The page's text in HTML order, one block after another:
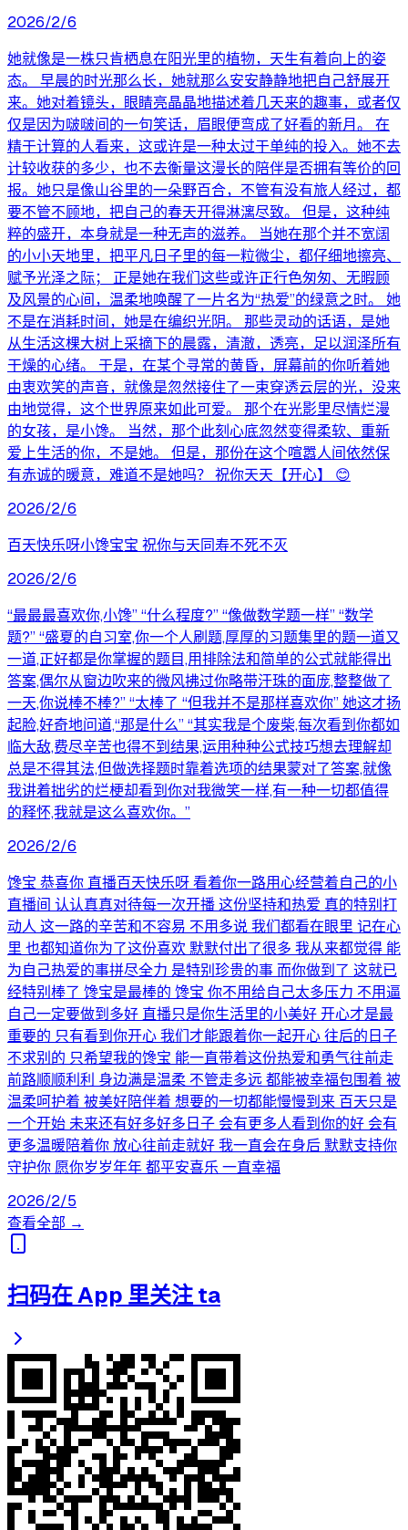
2026/2/6
她就像是一株只肯栖息在阳光里的植物，天生有着向上的姿
态。 早晨的时光那么长，她就那么安安静静地把自己舒展开
来。她对着镜头，眼睛亮晶晶地描述着几天来的趣事，或者仅
仅是因为啵啵间的一句笑话，眉眼便弯成了好看的新月。 在
精于计算的人看来，这或许是一种太过于单纯的投入。她不去
计较收获的多少，也不去衡量这漫长的陪伴是否拥有等价的回
报。她只是像山谷里的一朵野百合，不管有没有旅人经过，都
要不管不顾地，把自己的春天开得淋漓尽致。 但是，这种纯
粹的盛开，本身就是一种无声的滋养。 当她在那个并不宽阔
的小小天地里，把平凡日子里的每一粒微尘，都仔细地擦亮、
赋予光泽之际； 正是她在我们这些或许正行色匆匆、无暇顾
及风景的心间，温柔地唤醒了一片名为“热爱”的绿意之时。 她
不是在消耗时间，她是在编织光阴。 那些灵动的话语，是她
从生活这棵大树上采摘下的晨露，清澈，透亮，足以润泽所有
干燥的心绪。 于是，在某个寻常的黄昏，屏幕前的你听着她
由衷欢笑的声音，就像是忽然接住了一束穿透云层的光，没来
由地觉得，这个世界原来如此可爱。 那个在光影里尽情烂漫
的女孩，是小馋。 当然，那个此刻心底忽然变得柔软、重新
爱上生活的你，不是她。 但是，那份在这个喧嚣人间依然保
有赤诚的暖意，难道不是她吗？ 祝你天天【开心】 😊
2026/2/6
百天快乐呀小馋宝宝 祝你与天同寿不死不灭
2026/2/6
“最最最喜欢你,小馋” “什么程度?” “像做数学题一样” “数学
题?” “盛夏的自习室,你一个人刷题,厚厚的习题集里的题一道又
一道,正好都是你掌握的题目,用排除法和简单的公式就能得出
答案,偶尔从窗边吹来的微风拂过你略带汗珠的面庞,整整做了
一天,你说棒不棒?” “太棒了 “但我并不是那样喜欢你” 她这才扬
起脸,好奇地问道,“那是什么” “其实我是个废柴,每次看到你都如
临大敌,费尽辛苦也得不到结果,运用种种公式技巧想去理解却
总是不得其法,但做选择题时靠着选项的结果蒙对了答案,就像
我讲着拙劣的烂梗却看到你对我微笑一样,有一种一切都值得
的释怀,我就是这么喜欢你。”
2026/2/6
馋宝 恭喜你 直播百天快乐呀 看着你一路用心经营着自己的小
直播间 认认真真对待每一次开播 这份坚持和热爱 真的特别打
动人 这一路的辛苦和不容易 不用多说 我们都看在眼里 记在心
里 也都知道你为了这份喜欢 默默付出了很多 我从来都觉得 能
为自己热爱的事拼尽全力 是特别珍贵的事 而你做到了 这就已
经特别棒了 馋宝是最棒的 馋宝 你不用给自己太多压力 不用逼
自己一定要做到多好 直播只是你生活里的小美好 开心才是最
重要的 只有看到你开心 我们才能跟着你一起开心 往后的日子
不求别的 只希望我的馋宝 能一直带着这份热爱和勇气往前走
前路顺顺利利 身边满是温柔 不管走多远 都能被幸福包围着 被
温柔呵护着 被美好陪伴着 想要的一切都能慢慢到来 百天只是
一个开始 未来还有好多好多日子 会有更多人看到你的好 会有
更多温暖陪着你 放心往前走就好 我一直会在身后 默默支持你
守护你 愿你岁岁年年 都平安喜乐 一直幸福
2026/2/5
查看全部 →
扫码在 App 里关注 ta